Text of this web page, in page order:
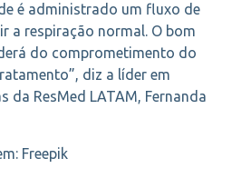
é administrado um fluxo de
a respiração normal. O bom
do comprometimento do
diz a líder em
da ResMed LATAM, Fernanda
Freepik